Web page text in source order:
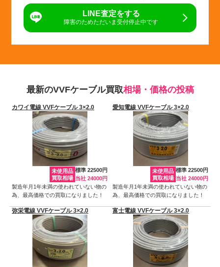
LINE査定をする
障害のためただいま受付停止中です
最新のVVFケーブル買取相場・価格の投稿
カワイ電線 VVFケーブル 3×2.0
未使用品
買取相場
標準 22500円
当社 24000円
製造年月1年未満の使われていない物の
為、最高価格での買取になりました！
愛知電線 VVFケーブル 3×2.0
未使用品
買取相場
標準 22500円
当社 24000円
製造年月1年未満の使われていない物の
為、最高価格での買取になりました！
弥栄電線 VVFケーブル 3×2.0 富士電線 VVFケーブル 3×2.0